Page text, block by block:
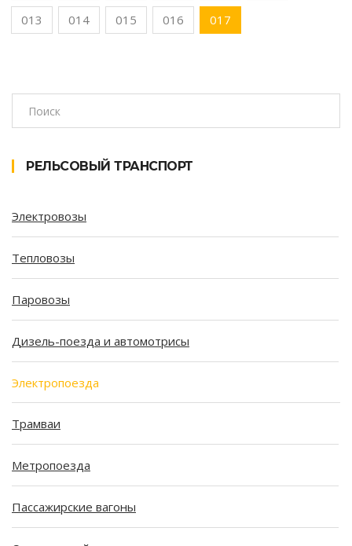
013 014 015 016 017
РЕЛЬСОВЫЙ ТРАНСПОРТ
Электровозы
Тепловозы
Паровозы
Дизель-поезда и автомотрисы
Электропоезда
Трамваи
Метропоезда
Пассажирские вагоны